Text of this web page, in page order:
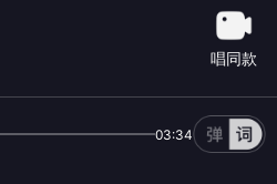
唱同款
03:34